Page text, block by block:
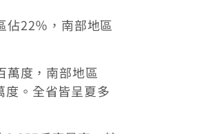
佔22％，南部地區
萬度，南部地區
。全省皆呈夏多